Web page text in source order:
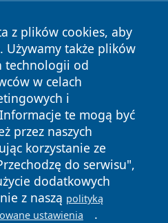
z plików cookies, aby
Używamy także plików
technologii od
w celach
i
te mogą być
przez naszych
korzystanie ze
do serwisu",
dodatkowych
z naszą polityką
ustawienia .
Wszystkie prawa
Polityka
Cookies